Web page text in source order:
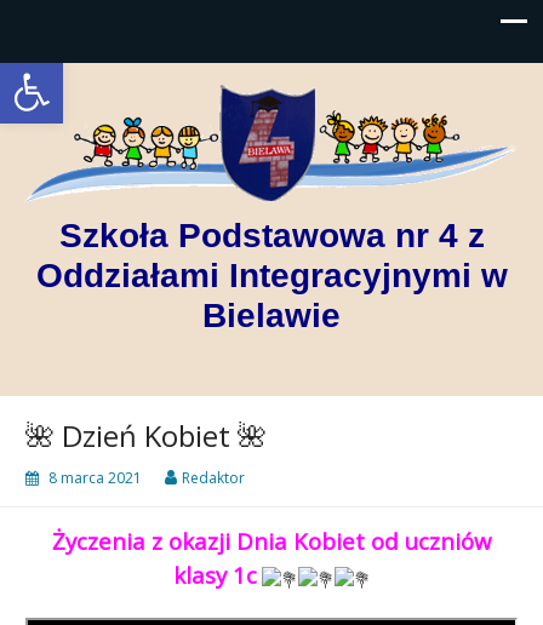
Open toolbar
Szkoła Podstawowa nr 4 z
Oddziałami Integracyjnymi w
Bielawie
🌺 Dzień Kobiet 🌺
8 marca 2021 Redaktor
Życzenia z okazji Dnia Kobiet od uczniów
klasy 1c